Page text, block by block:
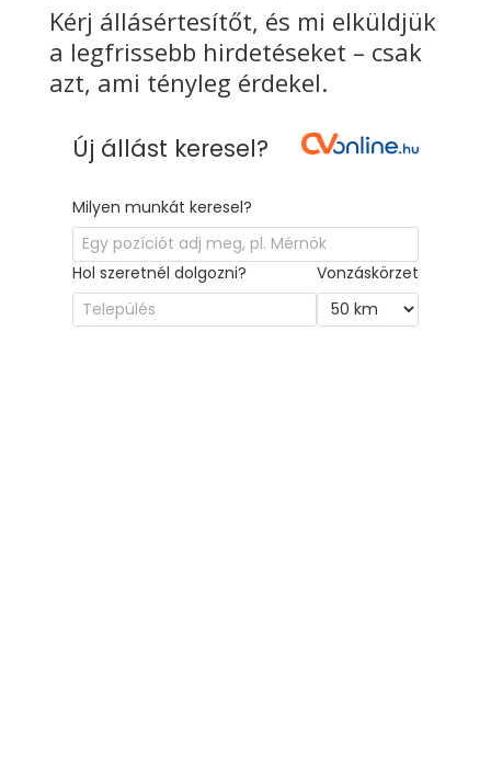
Kérj állásértesítőt, és mi elküldjük
a legfrissebb hirdetéseket – csak
azt, ami tényleg érdekel.